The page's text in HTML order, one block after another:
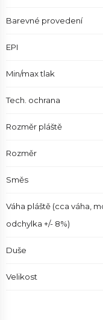
Barevné provedení
EPI
Min/max tlak
Tech. ochrana
Rozměr pláště
Rozměr
Směs
Váha pláště (cca váha,
odchylka +/- 8%)
Duše
Velikost